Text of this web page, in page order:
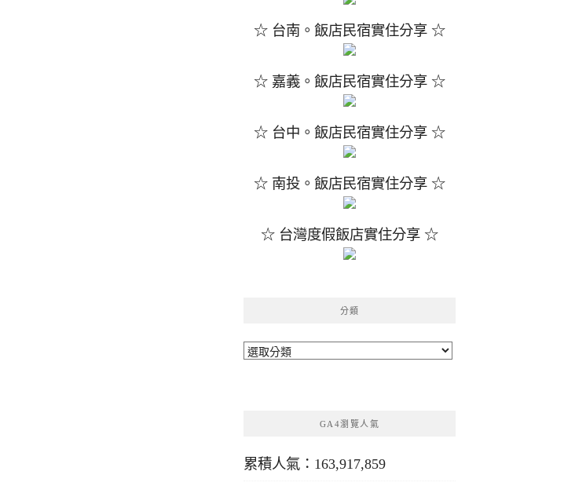
☆ 台南。飯店民宿實住分享 ☆
☆ 嘉義。飯店民宿實住分享 ☆
☆ 台中。飯店民宿實住分享 ☆
☆ 南投。飯店民宿實住分享 ☆
☆ 台灣度假飯店實住分享 ☆
分類
分
GA4瀏覽人氣
累積人氣：163,917,859